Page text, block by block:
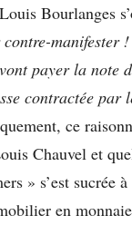
Bourlanges
manifester !
payer la note
contractée par
ce
Chauvel et
» s’est sucrée
en